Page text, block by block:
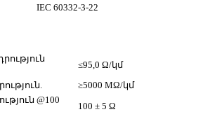
IEC 60332-3-22
≤95,0 Ω/կմ
≥5000 MΩ/կմ
@100
100 ± 5 Ω